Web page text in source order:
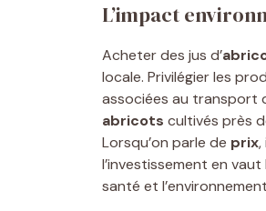
L’impact
Acheter des jus d’
locale. Privilégier les
associées au transport
abricots cultivés près
Lorsqu’on parle de prix,
l’investissement en
santé et